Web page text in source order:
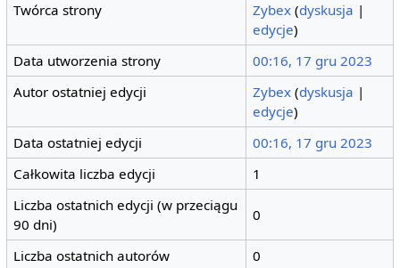
Twórca strony Zybex (dyskusja |
edycje)
Data utworzenia strony
00:16, 17 gru 2023
Autor ostatniej edycji
Zybex (dyskusja |
edycje)
Data ostatniej edycji
00:16, 17 gru 2023
Całkowita liczba edycji
1
Liczba ostatnich edycji (w przeciągu
90 dni)
0
Liczba ostatnich autorów 0